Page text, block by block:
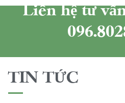
Liên hệ tư
TIN TỨC